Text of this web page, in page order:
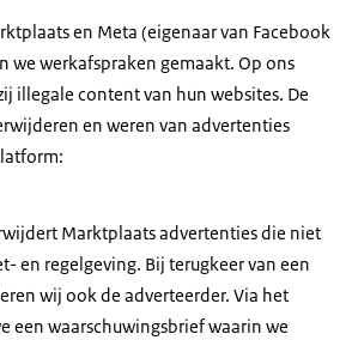
en Meta (eigenaar van Facebook
we werkafspraken gemaakt. Op ons
illegale content van hun websites. De
en weren van advertenties
Marktplaats advertenties die niet
en regelgeving. Bij terugkeer van een
wij ook de adverteerder. Via het
een waarschuwingsbrief waarin we